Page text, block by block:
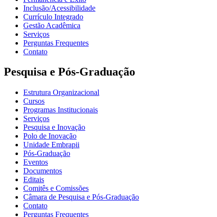
Inclusão/Acessibilidade
Currículo Integrado
Gestão Acadêmica
Serviços
Perguntas Frequentes
Contato
Pesquisa e Pós-Graduação
Estrutura Organizacional
Cursos
Programas Institucionais
Serviços
Pesquisa e Inovação
Polo de Inovação
Unidade Embrapii
Pós-Graduação
Eventos
Documentos
Editais
Comitês e Comissões
Câmara de Pesquisa e Pós-Graduação
Contato
Perguntas Frequentes